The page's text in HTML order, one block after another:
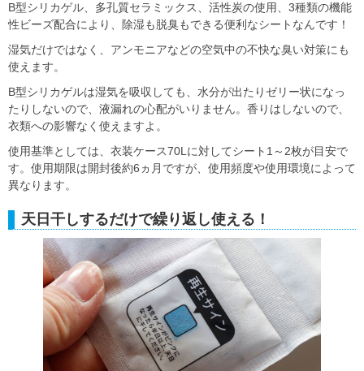
B型シリカゲル、多孔質セラミックス、活性炭の使用、3種類の機能
性ビーズ配合により、除湿も脱臭もできる便利なシートなんです！
湿気だけではなく、アンモニアなどの空気中の不快な臭い対策にも
使えます。
B型シリカゲルは湿気を吸収しても、水分が出たりゼリー状になっ
たりしないので、液漏れの心配がいりません。香りはしないので、
衣類への影響なく使えますよ。
使用基準としては、衣装ケース70Lに対してシート1～2枚が目安で
す。使用期限は開封後約6ヵ月ですが、使用頻度や使用環境によって
異なります。
天日干しするだけで繰り返し使える！